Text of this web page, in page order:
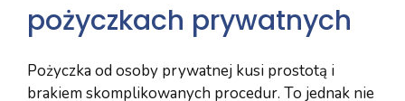
pożyczkach prywatnych
Pożyczka od osoby prywatnej kusi prostotą i
brakiem skomplikowanych procedur. To jednak nie